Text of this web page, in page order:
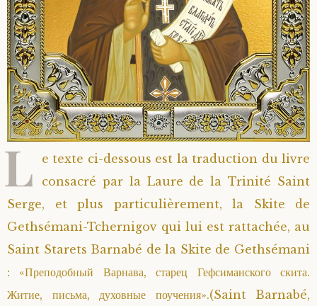
Saint Sophrony l’Athonite
Sainte Xenia
Sainte Matrone de Moscou
Staritsa Marie Makovkine
Natalia de Vyritsa
Staritsa Anastasia
Archimandrite Lazare (Abachidzé)
Geronda Arsenios le Spiléote
Gerondissa Makrina (Vassopoulou)
Archimandrite Nathanaël (Pospelov)
Père Héliodore
L
e texte ci-dessous est la traduction du livre
consacré par la Laure de la Trinité Saint
Serge, et plus particulièrement, la Skite de
Gethsémani-Tchernigov qui lui est rattachée, au
Saint Starets Barnabé de la Skite de Gethsémani
: «Преподобный Варнава, старец Гефсиманского скита.
Житие, письма, духовные поучения».(Saint Barnabé,